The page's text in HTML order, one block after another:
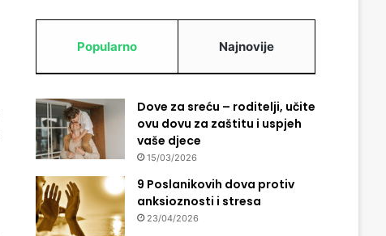
Popularno Najnovije
Dove za sreću – roditelji, učite
ovu dovu za zaštitu i uspjeh
vaše djece
15/03/2026
9 Poslanikovih dova protiv
anksioznosti i stresa
23/04/2026